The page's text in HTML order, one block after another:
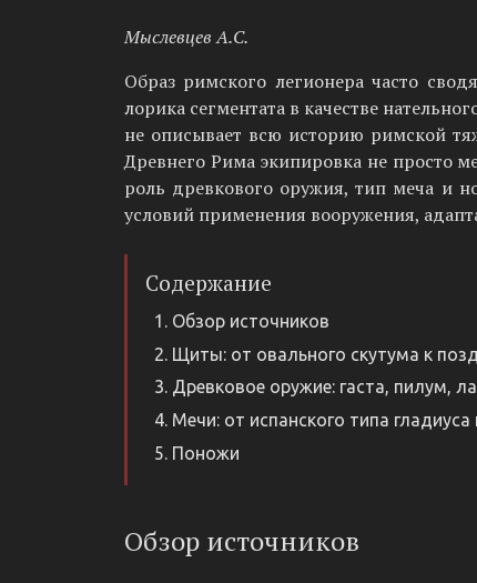
Мыслевцев А.С.
Образ римского легионера часто
лорика сегментата в качестве
не описывает всю историю римской
Древнего Рима экипировка не просто
роль древкового оружия, тип меча и
условий применения вооружения,
Содержание
Обзор источников
Щиты: от овального скутума к
Древковое оружие: гаста, пилум,
Мечи: от испанского типа гладиуса
Поножи
Обзор источников